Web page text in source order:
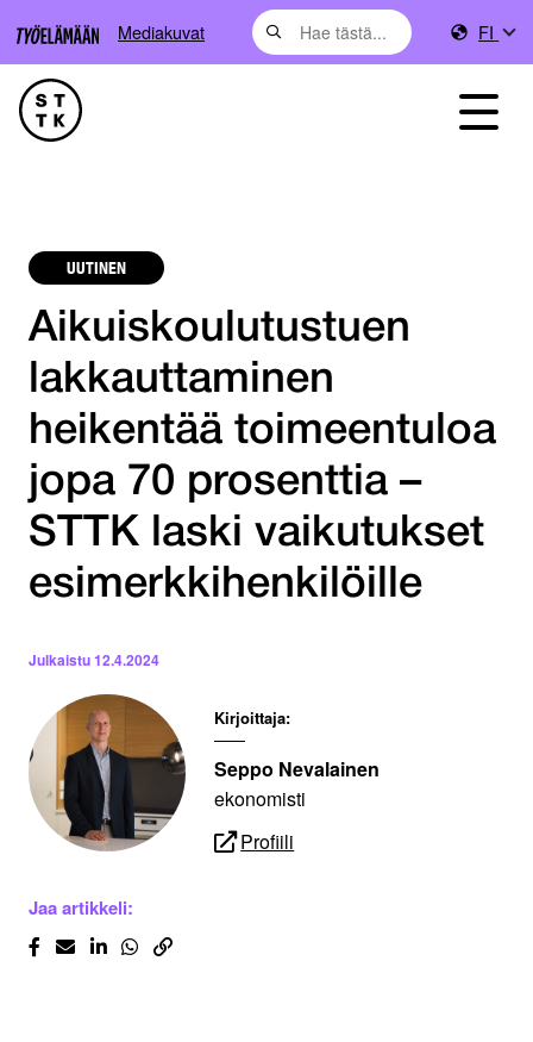
Mediakuvat FI
UUTINEN
Aikuiskoulutustuen
lakkauttaminen
heikentää toimeentuloa
jopa 70 prosenttia –
STTK laski vaikutukset
esimerkkihenkilöille
Julkaistu12.4.2024
Kirjoittaja:
Seppo Nevalainen
ekonomisti
Profiili
Jaa artikkeli: